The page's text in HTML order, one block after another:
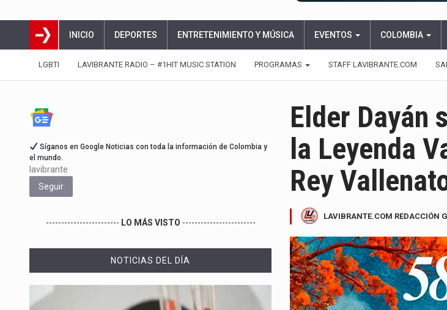
INICIO DEPORTES ENTRETENIMIENTO Y MÚSICA EVENTOS COLOMBIA
LGBTI LAVIBRANTE RADIO – #1HIT MUSIC STATION PROGRAMAS STAFF LAVIBRANTE.COM
Elder Dayán
la Leyenda
Rey
LAVIBRANTE.COM REDACCIÓN
Síganos en Google Noticias con toda la información de Colombia y
el mundo.
lavibrante
Seguir
------------------------ LO MÁS VISTO ------------------------
NOTICIAS DEL DÍA